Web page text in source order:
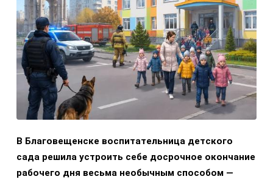
В Благовещенске воспитательница детского
сада решила устроить себе досрочное окончание
рабочего дня весьма необычным способом —